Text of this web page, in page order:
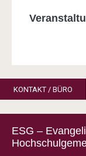
KONTAKT / BÜRO
ESG –